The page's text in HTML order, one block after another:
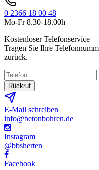
0 2366 18 00 48
Mo-Fr 8.30-18.00h
Kostenloser Telefonservice
Tragen Sie Ihre
zurück.
Rückruf
E-Mail schreiben
info@betonbohren.de
Instagram
@bbsherten
Facebook